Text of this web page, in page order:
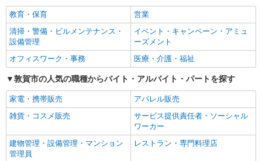
教育・保育
営業
清掃・警備・ビルメンテナンス・
設備管理
イベント・キャンペーン・アミュ
ーズメント
オフィスワーク・事務
医療・介護・福祉
敦賀市の人気の職種からバイト・アルバイト・パートを探す
家電・携帯販売
アパレル販売
雑貨・コスメ販売
サービス提供責任者・ソーシャル
ワーカー
建物管理・設備管理・マンション
管理員
レストラン・専門料理店